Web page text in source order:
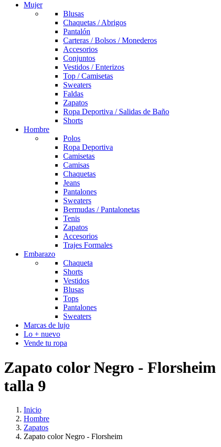
Mujer
Blusas
Chaquetas / Abrigos
Pantalón
Carteras / Bolsos / Monederos
Accesorios
Conjuntos
Vestidos / Enterizos
Top / Camisetas
Sweaters
Faldas
Zapatos
Ropa Deportiva / Salidas de Baño
Shorts
Hombre
Polos
Ropa Deportiva
Camisetas
Camisas
Chaquetas
Jeans
Pantalones
Sweaters
Bermudas / Pantalonetas
Tenis
Zapatos
Accesorios
Trajes Formales
Embarazo
Chaqueta
Shorts
Vestidos
Blusas
Tops
Pantalones
Sweaters
Marcas de lujo
Lo + nuevo
Vende tu ropa
Zapato color Negro - Florsheim
talla 9
Inicio
Hombre
Zapatos
Zapato color Negro - Florsheim